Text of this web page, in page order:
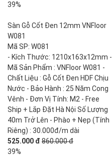
39%
Sàn Gỗ Cốt Đen 12mm VNFloor
W081
Mã SP: W081
- Kích Thước: 1210x163x12mm -
Mã Sản Phẩm : VNFloor W081 -
Chất Liệu : Gỗ Cốt Đen HDF Chịu
Nước - Bảo Hành : 25 Năm Cong
Vênh - Đơn Vị Tính: M2 - Free
Ship + Lắp Đặt Hà Nội Số Lượng
40m Trở Lên - Phào + Nẹp (Tính
Riêng) : 30.000đ/m dài
525.000 đ 860.000 đ
39%